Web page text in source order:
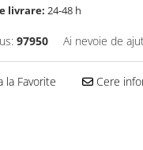
livrare: 24-48 h
97950 Ai nevoie de
la Favorite Cere